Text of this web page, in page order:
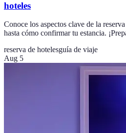
hoteles
Conoce los aspectos clave de la
hasta cómo confirmar tu estancia.
reserva de hotelesguía de viaje
Aug 5